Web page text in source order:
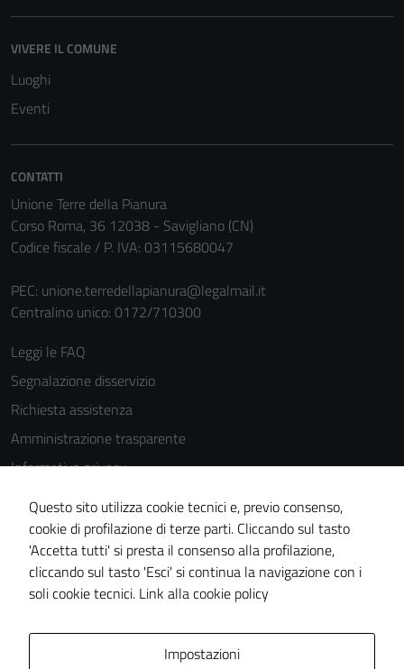
VIVERE IL COMUNE
Luoghi
Eventi
CONTATTI
Unione Terre della Pianura
Corso Roma, 36 12038 - Savigliano (CN)
Codice fiscale / P. IVA: 03115680047
PEC: unione.terredellapianura@legalmail.it
Centralino unico: 0172/710300
Leggi le FAQ
Segnalazione disservizio
Richiesta assistenza
Amministrazione trasparente
Informativa privacy
Cookie Policy
Note legali
Dichiarazione di accessibilità
Piano di miglioramento del sito
Questo sito utilizza cookie tecnici e, previo consenso,
cookie di profilazione di terze parti. Cliccando sul tasto
'Accetta tutti' si presta il consenso alla profilazione,
cliccando sul tasto 'Esci' si continua la navigazione con i
soli cookie tecnici. Link alla cookie policy
Impostazioni
Questi cookie
dettagli) e
essere
utilizzati
anche per la
profilazione.
La
di questi
cookies può